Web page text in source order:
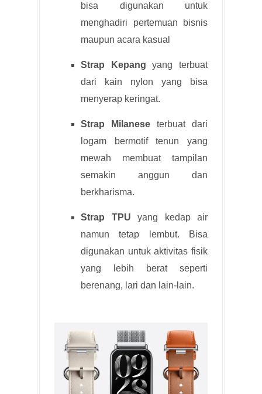
bisa digunakan untuk
menghadiri pertemuan bisnis
maupun acara kasual
Strap Kepangyang terbuat
dari kain nylon yang bisa
menyerap keringat.
Strap Milanese terbuat dari
logam bermotif tenun yang
mewah membuat tampilan
semakin anggun dan
berkharisma.
Strap TPU yang kedap air
namun tetap lembut. Bisa
digunakan untuk aktivitas fisik
yang lebih berat seperti
berenang, lari dan lain-lain.